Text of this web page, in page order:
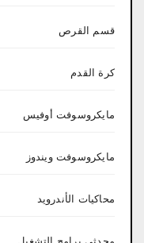
قسم القرص
كرة القدم
مايكروسوفت أوفيس
مايكروسوفت ويندوز
محاكيات الأندرويد